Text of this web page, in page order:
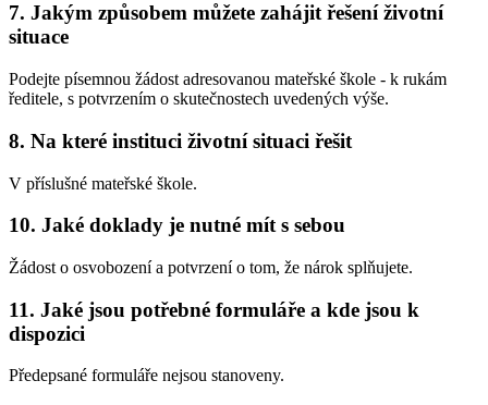
7. Jakým způsobem můžete zahájit řešení životní
situace
Podejte písemnou žádost adresovanou mateřské škole - k rukám
ředitele, s potvrzením o skutečnostech uvedených výše.
8. Na které instituci životní situaci řešit
V příslušné mateřské škole.
10. Jaké doklady je nutné mít s sebou
Žádost o osvobození a potvrzení o tom, že nárok splňujete.
11. Jaké jsou potřebné formuláře a kde jsou k
dispozici
Předepsané formuláře nejsou stanoveny.